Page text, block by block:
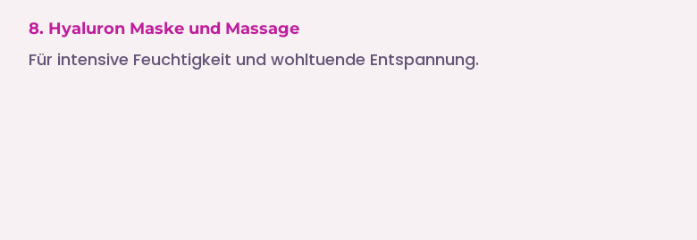
8. Hyaluron Maske und Massage
Für intensive Feuchtigkeit und wohltuende Entspannung.